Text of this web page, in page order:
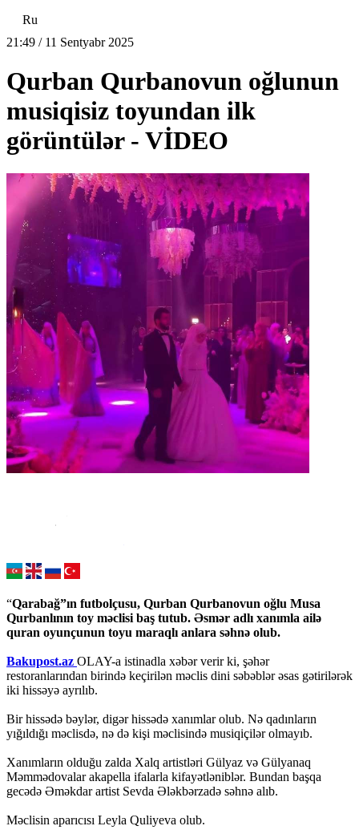
Ru
21:49 / 11 Sentyabr 2025
Qurban Qurbanovun oğlunun
musiqisiz toyundan ilk
görüntülər - VİDEO
“Qarabağ”ın futbolçusu, Qurban Qurbanovun oğlu Musa
Qurbanlının toy məclisi baş tutub. Əsmər adlı xanımla ailə
quran oyunçunun toyu maraqlı anlara səhnə olub.
Bakupost.az OLAY-a istinadla xəbər verir ki, şəhər
restoranlarından birində keçirilən məclis dini səbəblər əsas gətirilərək
iki hissəyə ayrılıb.
Bir hissədə bəylər, digər hissədə xanımlar olub. Nə qadınların
yığıldığı məclisdə, nə də kişi məclisində musiqiçilər olmayıb.
Xanımların olduğu zalda Xalq artistləri Gülyaz və Gülyanaq
Məmmədovalar akapella ifalarla kifayətləniblər. Bundan başqa
gecədə Əməkdar artist Sevda Ələkbərzadə səhnə alıb.
Məclisin aparıcısı Leyla Quliyeva olub.